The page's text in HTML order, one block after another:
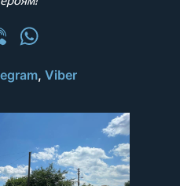
Viber
, Viber